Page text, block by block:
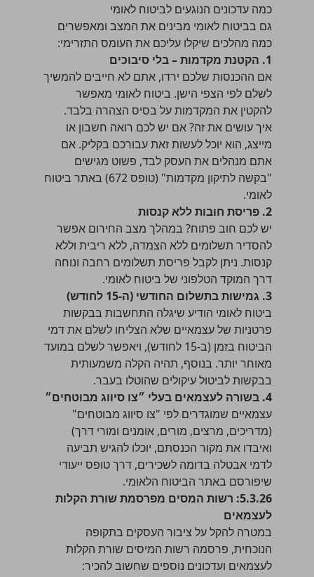
כמה עדכונים הנוגעים לביטוח לאומי
גם בביטוח לאומי מבינים את המצב ומאפשרים
כמה מהלכים שיקלו עליכם את העומס התזרימי:
1. הקטנת מקדמות – בלי סיבוכים
אם ההכנסות שלכם ירדו, אתם לא חייבים להמשיך
לשלם לפי הצפי הישן. ביטוח לאומי מאפשר
להקטין את המקדמות על בסיס הצהרה בלבד.
איך עושים את זה? אם יש לכם רואה חשבון או
מייצג, הוא יוכל לעשות זאת עבורכם בקליק. אם
אתם מנהלים את העסק לבד, פשוט מגישים
"בקשה לתיקון מקדמות" (טופס 672) באתר ביטוח
לאומי.
2. פריסת חובות ללא קנסות
יש לכם חוב פתוח? במהלך מצב החירום אפשר
להסדיר תשלומים ללא הצמדה, ללא ריבית וללא
קנסות. ניתן לקבל פריסת תשלומים רחבה ונוחה
דרך המוקד הטלפוני של ביטוח לאומי.
3. גמישות בתשלום החודשי (ה-15 לחודש)
ביטוח לאומי הודיע שיגלה התחשבות בבקשות
פרטניות של עצמאיים שלא הצליחו לשלם את דמי
הביטוח בזמן (ב-15 לחודש), ויאפשר לשלם במועד
מאוחר יותר. בנוסף, תהיה הקלה משמעותית
בבקשות לביטול עיקולים שהוטלו בעבר.
4. בשורה לעצמאים בעלי ״צו סיווג מבוטחים״
עצמאיים שמוגדרים לפי "צו סיווג מבוטחים"
(מדריכים, מרצים, מורים, אומנים ומורי דרך)
ואיבדו את מקור הכנסתם, יוכלו להגיש תביעה
לדמי אבטלה בדומה לשכירים, דרך טופס ייעודי
שיפורסם באתר הביטוח הלאומי.
5.3.26: רשות המסים מפרסמת שורת הקלות
לעצמאים
במטרה להקל על ציבור העסקים בתקופה
הנוכחית, פרסמה רשות המיסים שורת הקלות
לעצמאים ועדכונים נוספים שחשוב להכיר: